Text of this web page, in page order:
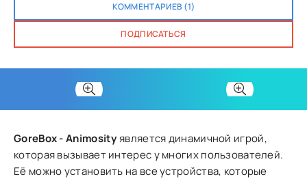
КОММЕНТАРИЕВ (1)
ПОДПИСАТЬСЯ
GoreBox - Animosityявляется динамичной игрой,
которая вызывает интерес у многих пользователей.
Её можно установить на все устройства, которые